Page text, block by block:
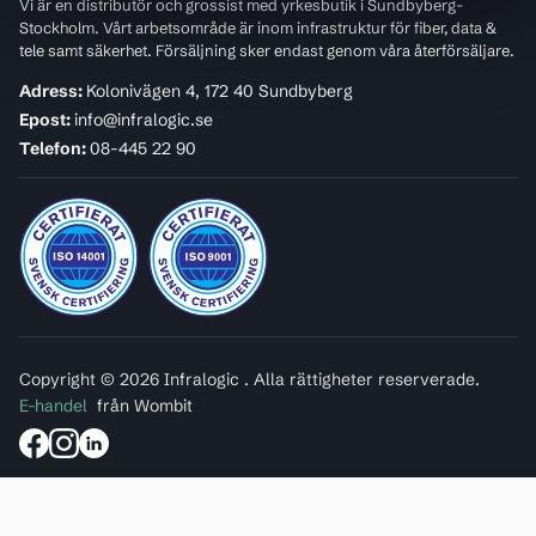
Vi är en distributör och grossist med yrkesbutik i Sundbyberg-
Stockholm. Vårt arbetsområde är inom infrastruktur för fiber, data &
tele samt säkerhet. Försäljning sker endast genom våra återförsäljare.
Adress: Kolonivägen 4, 172 40 Sundbyberg
Epost:info@infralogic.se
Telefon:08-445 22 90
Copyright © 2026 Infralogic . Alla rättigheter reserverade.
E-handel från Wombit